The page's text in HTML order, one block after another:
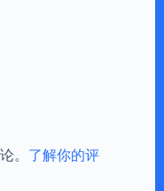
。 了解你的评